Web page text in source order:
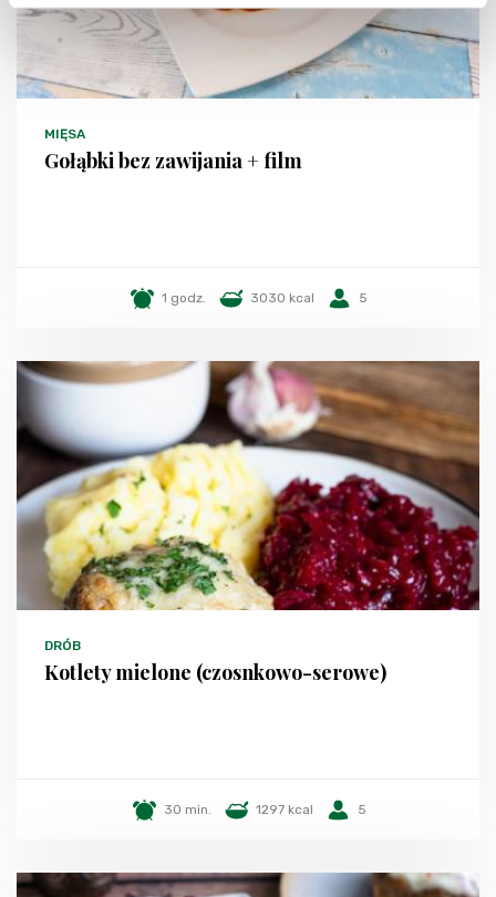
MIĘSA
Gołąbki bez zawijania + film
1 godz. 3030 kcal 5
DRÓB
Kotlety mielone (czosnkowo-serowe)
30 min. 1297 kcal 5